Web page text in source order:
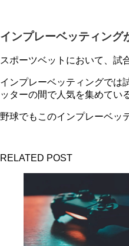
インプレーベッティング
スポーツベットにおいて、試
インプレーベッティングでは
ッターの間で人気を集めてい
野球でもこのインプレーベッ
RELATED POST